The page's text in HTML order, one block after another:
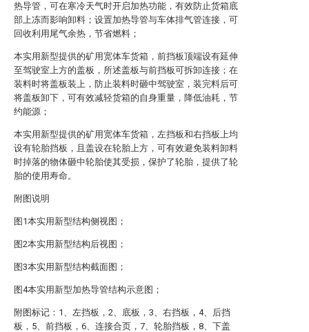
热导管，可在寒冷天气时开启加热功能，有效防止货箱底
部上冻而影响卸料；设置加热导管与车体排气管连接，可
回收利用尾气余热，节省燃料；
本实用新型提供的矿用宽体车货箱，前挡板顶端设有延伸
至驾驶室上方的盖板，所述盖板与前挡板可拆卸连接；在
装料时将盖板装上，防止装料时砸中驾驶室，装完料后可
将盖板卸下，可有效减轻货箱的自身重量，降低油耗，节
约能源；
本实用新型提供的矿用宽体车货箱，左挡板和右挡板上均
设有轮胎挡板，且盖设在轮胎上方，可有效避免装料卸料
时掉落的物体砸中轮胎使其受损，保护了轮胎，提供了轮
胎的使用寿命。
附图说明
图1本实用新型结构侧视图；
图2本实用新型结构后视图；
图3本实用新型结构截面图；
图4本实用新型加热导管结构示意图；
附图标记：1、左挡板，2、底板，3、右挡板，4、后挡
板，5、前挡板，6、连接合页，7、轮胎挡板，8、下盖